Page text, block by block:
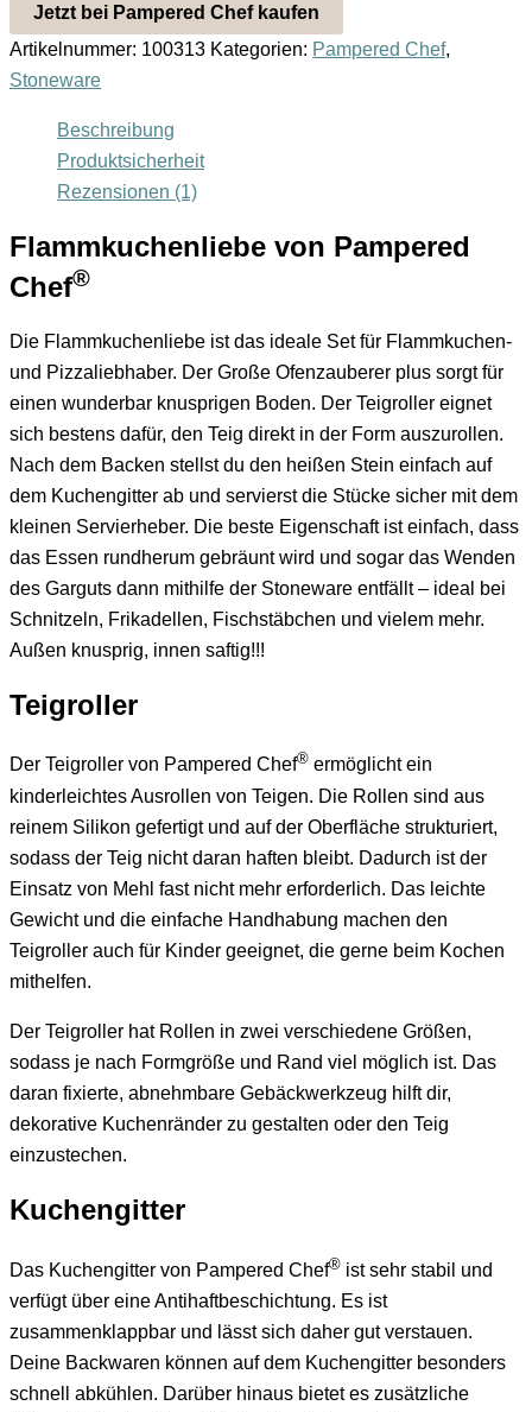
Jetzt bei Pampered Chef kaufen
Artikelnummer: 100313 Kategorien: Pampered Chef,
Stoneware
Beschreibung
Produktsicherheit
Rezensionen (1)
Flammkuchenliebe von Pampered
Chef®
Die Flammkuchenliebe ist das ideale Set für Flammkuchen-
und Pizzaliebhaber. Der Große Ofenzauberer plus sorgt für
einen wunderbar knusprigen Boden. Der Teigroller eignet
sich bestens dafür, den Teig direkt in der Form auszurollen.
Nach dem Backen stellst du den heißen Stein einfach auf
dem Kuchengitter ab und servierst die Stücke sicher mit dem
kleinen Servierheber. Die beste Eigenschaft ist einfach, dass
das Essen rundherum gebräunt wird und sogar das Wenden
des Garguts dann mithilfe der Stoneware entfällt – ideal bei
Schnitzeln, Frikadellen, Fischstäbchen und vielem mehr.
Außen knusprig, innen saftig!!!
Teigroller
Der Teigroller von Pampered Chef® ermöglicht ein
kinderleichtes Ausrollen von Teigen. Die Rollen sind aus
reinem Silikon gefertigt und auf der Oberfläche strukturiert,
sodass der Teig nicht daran haften bleibt. Dadurch ist der
Einsatz von Mehl fast nicht mehr erforderlich. Das leichte
Gewicht und die einfache Handhabung machen den
Teigroller auch für Kinder geeignet, die gerne beim Kochen
mithelfen.
Der Teigroller hat Rollen in zwei verschiedene Größen,
sodass je nach Formgröße und Rand viel möglich ist. Das
daran fixierte, abnehmbare Gebäckwerkzeug hilft dir,
dekorative Kuchenränder zu gestalten oder den Teig
einzustechen.
Kuchengitter
Das Kuchengitter von Pampered Chef® ist sehr stabil und
verfügt über eine Antihaftbeschichtung. Es ist
zusammenklappbar und lässt sich daher gut verstauen.
Deine Backwaren können auf dem Kuchengitter besonders
schnell abkühlen. Darüber hinaus bietet es zusätzliche